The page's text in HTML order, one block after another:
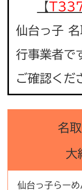
【
仙台っ子
行事業者で
ご確認くだ
名
大
仙台っ子らー